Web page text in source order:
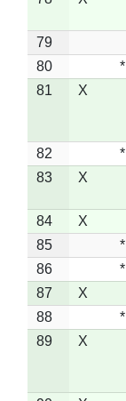
79
80
*
81
X
82 *
83
X
84 X
85
*
86
*
87
X
88
*
89
X